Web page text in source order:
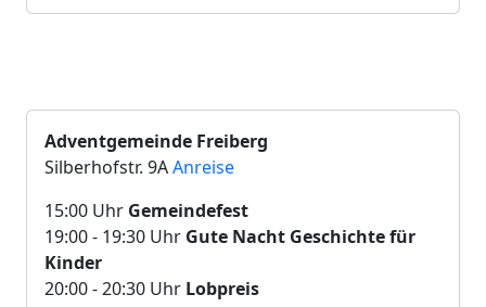
Adventgemeinde Freiberg
Silberhofstr. 9AAnreise
15:00 Uhr Gemeindefest
19:00 - 19:30 Uhr Gute Nacht Geschichte für
Kinder
20:00 - 20:30 Uhr Lobpreis